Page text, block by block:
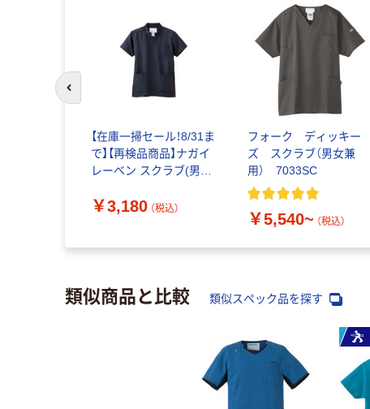
【在庫一掃セール！8/31ま
で】【再検品商品】ナガイ
レーベン スクラブ(男女
イビー L RT-5062 1枚
￥3,180 （税込）
フォーク ディッキー
ズ スクラブ（男女兼
用） 7033SC
￥5,540~ （税込）
前のスライドへ
類似商品と比較 類似スペック品を探す